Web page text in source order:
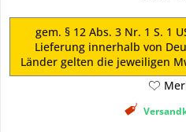
gem. § 12 Abs. 3 Nr. 1 S. 1
Lieferung innerhalb von
Länder gelten die jeweiligen